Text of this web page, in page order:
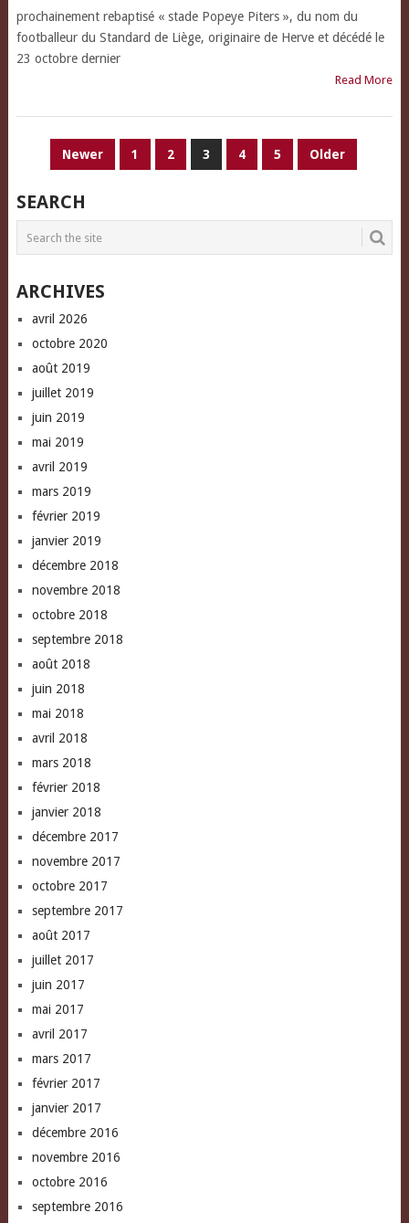
prochainement rebaptisé « stade Popeye Piters », du nom du
footballeur du Standard de Liège, originaire de Herve et décédé le
23 octobre dernier
Read More
PAGINATION
PUBLICATIONS
Newer 1 2 3 4 5 Older
SEARCH
ARCHIVES
avril 2026
octobre 2020
août 2019
juillet 2019
juin 2019
mai 2019
avril 2019
mars 2019
février 2019
janvier 2019
décembre 2018
novembre 2018
octobre 2018
septembre 2018
août 2018
juin 2018
mai 2018
avril 2018
mars 2018
février 2018
janvier 2018
décembre 2017
novembre 2017
octobre 2017
septembre 2017
août 2017
juillet 2017
juin 2017
mai 2017
avril 2017
mars 2017
février 2017
janvier 2017
décembre 2016
novembre 2016
octobre 2016
septembre 2016